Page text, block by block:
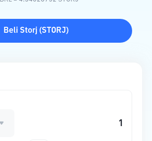
Beli Storj(STORJ)